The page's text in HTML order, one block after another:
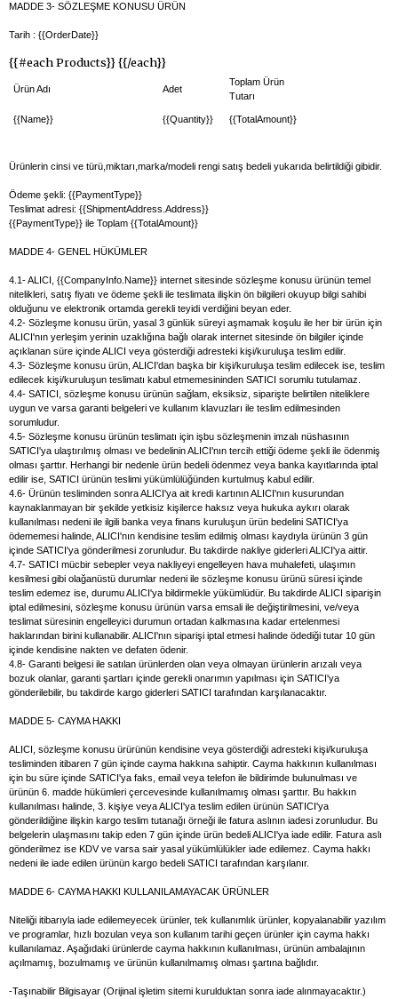
MADDE 3- SÖZLEŞME KONUSU ÜRÜN
Tarih : {{OrderDate}}
{{#each Products}} {{/each}}
Ürün Adı Adet
Toplam Ürün
Tutarı
{{Name}} {{Quantity}} {{TotalAmount}}
Ürünlerin cinsi ve türü,miktarı,marka/modeli rengi satış bedeli yukarıda belirtildiği gibidir.
Ödeme şekli: {{PaymentType}}
Teslimat adresi: {{ShipmentAddress.Address}}
{{PaymentType}} ile Toplam {{TotalAmount}}
MADDE 4- GENEL HÜKÜMLER
4.1- ALICI, {{CompanyInfo.Name}} internet sitesinde sözleşme konusu ürünün temel
nitelikleri, satış fiyatı ve ödeme şekli ile teslimata ilişkin ön bilgileri okuyup bilgi sahibi
olduğunu ve elektronik ortamda gerekli teyidi verdiğini beyan eder.
4.2- Sözleşme konusu ürün, yasal 3 günlük süreyi aşmamak koşulu ile her bir ürün için
ALICI'nın yerleşim yerinin uzaklığına bağlı olarak internet sitesinde ön bilgiler içinde
açıklanan süre içinde ALICI veya gösterdiği adresteki kişi/kuruluşa teslim edilir.
4.3- Sözleşme konusu ürün, ALICI'dan başka bir kişi/kuruluşa teslim edilecek ise, teslim
edilecek kişi/kuruluşun teslimatı kabul etmemesininden SATICI sorumlu tutulamaz.
4.4- SATICI, sözleşme konusu ürünün sağlam, eksiksiz, siparişte belirtilen niteliklere
uygun ve varsa garanti belgeleri ve kullanım klavuzları ile teslim edilmesinden
sorumludur.
4.5- Sözleşme konusu ürünün teslimatı için işbu sözleşmenin imzalı nüshasının
SATICI'ya ulaştırılmış olması ve bedelinin ALICI'nın tercih ettiği ödeme şekli ile ödenmiş
olması şarttır. Herhangi bir nedenle ürün bedeli ödenmez veya banka kayıtlarında iptal
edilir ise, SATICI ürünün teslimi yükümlülüğünden kurtulmuş kabul edilir.
4.6- Ürünün tesliminden sonra ALICI'ya ait kredi kartının ALICI'nın kusurundan
kaynaklanmayan bir şekilde yetkisiz kişilerce haksız veya hukuka aykırı olarak
kullanılması nedeni ile ilgili banka veya finans kuruluşun ürün bedelini SATICI'ya
ödememesi halinde, ALICI'nın kendisine teslim edilmiş olması kaydıyla ürünün 3 gün
içinde SATICI'ya gönderilmesi zorunludur. Bu takdirde nakliye giderleri ALICI'ya aittir.
4.7- SATICI mücbir sebepler veya nakliyeyi engelleyen hava muhalefeti, ulaşımın
kesilmesi gibi olağanüstü durumlar nedeni ile sözleşme konusu ürünü süresi içinde
teslim edemez ise, durumu ALICI'ya bildirmekle yükümlüdür. Bu takdirde ALICI siparişin
iptal edilmesini, sözleşme konusu ürünün varsa emsali ile değiştirilmesini, ve/veya
teslimat süresinin engelleyici durumun ortadan kalkmasına kadar ertelenmesi
haklarından birini kullanabilir. ALICI'nın siparişi iptal etmesi halinde ödediği tutar 10 gün
içinde kendisine nakten ve defaten ödenir.
4.8- Garanti belgesi ile satılan ürünlerden olan veya olmayan ürünlerin arızalı veya
bozuk olanlar, garanti şartları içinde gerekli onarımın yapılması için SATICI'ya
gönderilebilir, bu takdirde kargo giderleri SATICI tarafından karşılanacaktır.
MADDE 5- CAYMA HAKKI
ALICI, sözleşme konusu ürürünün kendisine veya gösterdiği adresteki kişi/kuruluşa
tesliminden itibaren 7 gün içinde cayma hakkına sahiptir. Cayma hakkının kullanılması
için bu süre içinde SATICI'ya faks, email veya telefon ile bildirimde bulunulması ve
ürünün 6. madde hükümleri çercevesinde kullanılmamış olması şarttır. Bu hakkın
kullanılması halinde, 3. kişiye veya ALICI'ya teslim edilen ürünün SATICI'ya
gönderildiğine ilişkin kargo teslim tutanağı örneği ile fatura aslının iadesi zorunludur. Bu
belgelerin ulaşmasını takip eden 7 gün içinde ürün bedeli ALICI'ya iade edilir. Fatura aslı
gönderilmez ise KDV ve varsa sair yasal yükümlülükler iade edilemez. Cayma hakkı
nedeni ile iade edilen ürünün kargo bedeli SATICI tarafından karşılanır.
MADDE 6- CAYMA HAKKI KULLANILAMAYACAK ÜRÜNLER
Niteliği itibarıyla iade edilemeyecek ürünler, tek kullanımlık ürünler, kopyalanabilir yazılım
ve programlar, hızlı bozulan veya son kullanım tarihi geçen ürünler için cayma hakkı
kullanılamaz. Aşağıdaki ürünlerde cayma hakkının kullanılması, ürünün ambalajının
açılmamış, bozulmamış ve ürünün kullanılmamış olması şartına bağlıdır.
-Taşınabilir Bilgisayar (Orijinal işletim sitemi kurulduktan sonra iade alınmayacaktır.)